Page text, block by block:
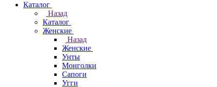
Каталог
Назад
Каталог
Женские
Назад
Женские
Унты
Монголки
Сапоги
Угги